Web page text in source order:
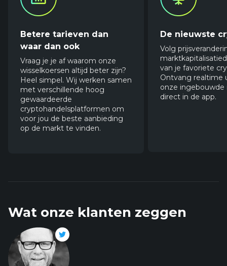
Betere tarieven dan
waar dan ook
Vraag je je af waarom onze
wisselkoersen altijd beter zijn?
Heel simpel. Wij werken samen
met verschillende hoog
gewaardeerde
cryptohandelsplatformen om
voor jou de beste aanbieding
op de markt te vinden.
De nieuwste
Volg
van je favoriete
Ontvang realtime
onze ingebouwde
direct in de app.
Wat onze klanten zeggen